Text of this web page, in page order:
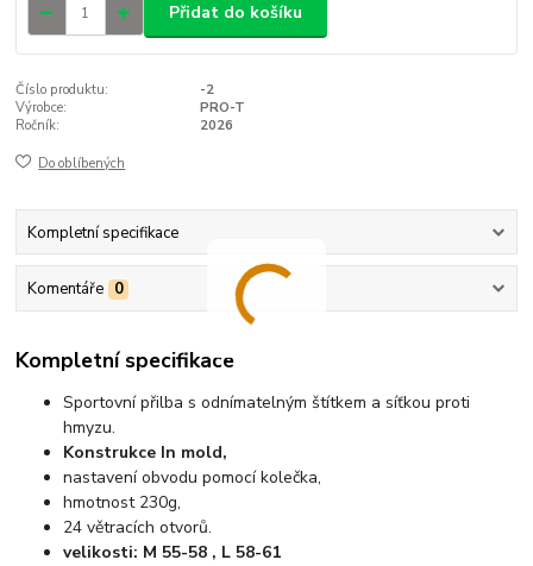
Přidat do košíku
Číslo produktu:
-2
Výrobce:
PRO-T
Ročník:
2026
Do oblíbených
Kompletní specifikace
Komentáře 0
Kompletní specifikace
Sportovní přilba s odnímatelným štítkem a síťkou proti
hmyzu.
Konstrukce In mold,
nastavení obvodu pomocí kolečka,
hmotnost 230g,
24 větracích otvorů.
velikosti: M 55-58 , L 58-61